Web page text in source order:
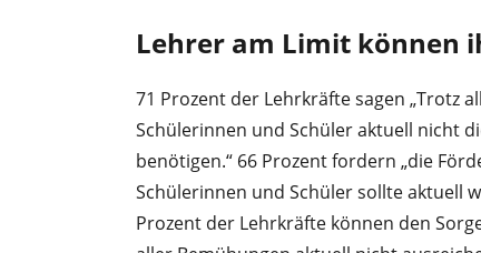
Lehrer am Limit können
71 Prozent der Lehrkräfte sagen „Trotz
Schülerinnen und Schüler aktuell nicht
benötigen.“ 66 Prozent fordern „die
Schülerinnen und Schüler sollte aktuell
Prozent der Lehrkräfte können den